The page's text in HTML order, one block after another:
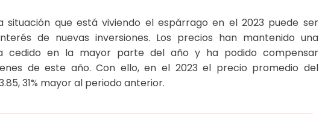
situación que está viviendo el espárrago en el 2023 puede ser
de nuevas inversiones. Los precios han mantenido una
cedido en la mayor parte del año y ha podido compensar
de este año. Con ello, en el 2023 el precio promedio del
31% mayor al periodo anterior.